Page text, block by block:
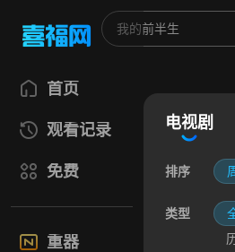
首页
观看记录
免费
重器
电视剧
排序
类型